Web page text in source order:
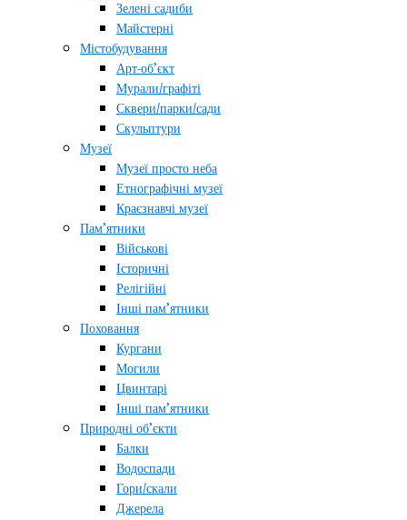
Зелені садиби
Майстерні
Містобудування
Арт-об’єкт
Мурали/графіті
Сквери/парки/сади
Скульптури
Музеї
Музеї просто неба
Етнографічні музеї
Краєзнавчі музеї
Пам’ятники
Військові
Історичні
Релігійні
Інші пам’ятники
Поховання
Кургани
Могили
Цвинтарі
Інші пам’ятники
Природні об’єкти
Балки
Водоспади
Гори/скали
Джерела